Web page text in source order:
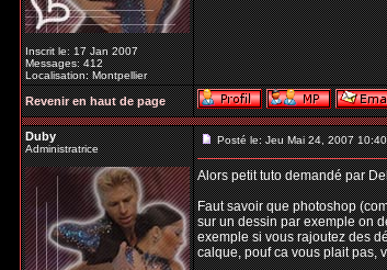
Inscrit le: 17 Jan 2007
Messages: 412
Localisation: Montpellier
Revenir en haut de page
Duby
Administratrice
Posté le: Jeu Mai 24, 2007
Alors petit tuto demandé par
Faut savoir que photoshop
sur un dessin par exemple on
exemple si vous rajoutez des
calque, pouf ca vous plait pas,